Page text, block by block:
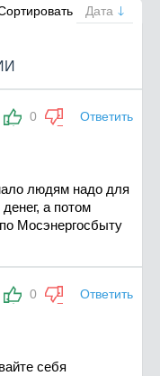
Дата
0 Ответить
людям надо для
а потом
Мосэнергосбыту
0 Ответить
себя